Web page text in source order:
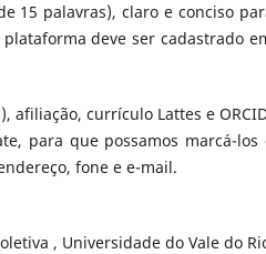
15 palavras), claro e conciso
plataforma deve ser cadastrado
afiliação, currículo Lattes e
para que possamos marcá-
fone e e-mail.
, Universidade do Vale do